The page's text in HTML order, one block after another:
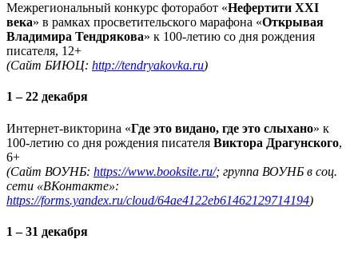
Межрегиональный конкурс фоторабот «Нефертити XXI
века» в рамках просветительского марафона «Открывая
Владимира Тендрякова» к 100-летию со дня рождения
писателя, 12+
(Сайт БИЮЦ: http://tendryakovka.ru)
1 – 22 декабря
Интернет-викторина «Где это видано, где это слыхано» к
100-летию со дня рождения писателя Виктора Драгунского,
6+
(Сайт ВОУНБ: https://www.booksite.ru/; группа ВОУНБ в соц.
сети «ВКонтакте»:
https://forms.yandex.ru/cloud/64ae4122eb61462129714194)
1 – 31 декабря